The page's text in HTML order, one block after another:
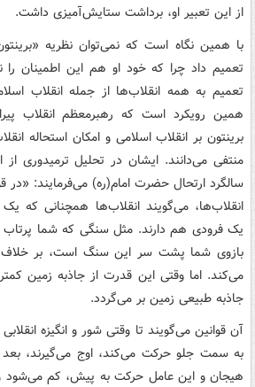
از این تعبیر او، برداشت ستایش‌آمیزی داشت.
با همین نگاه است که نمی‌توان نظریه
تعمیم داد چرا که خود او هم این اطمینان را
تعمیم به همه انقلاب‌ها از جمله انقلاب
همین رویکرد است که رهبرمعظم انقلاب
برینتون بر انقلاب اسلامی و امکان استحاله
منتفی می‌دانند. ایشان در تحلیل ترمیدوری از
سالگرد ارتحال حضرت امام(ره) می‌فرمایند: «در
انقلاب‌ها، می‌گویند انقلاب‌ها همچنانی که یک
یک فرودی هم دارند. مثل سنگی که شما
بازوی شما پشت سر این سنگ است، بر
می‌کند. اما وقتی این قدرت از جاذبه زمین
جاذبه طبیعی زمین بر می‌گردد.
آن قوانین می‌گویند تا وقتی شور و انگیزه
به سمت جلو حرکت می‌کند، اوج می‌گیرند،
هیجان و این عامل حرکت به پیش، کم می‌شود